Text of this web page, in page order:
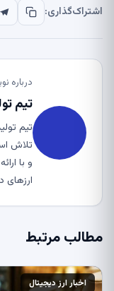
اشتراک‌گذاری:
درباره
تیم
تیم
تلاش
و با
ارزهای
مطالب مرتبط
اخبار ارز دیجیتال